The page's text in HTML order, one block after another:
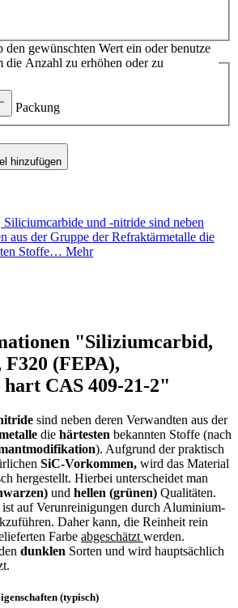
gewünschten Wert ein oder benutze
die Anzahl zu erhöhen oder zu
Packung
hinzufügen
Siliciumcarbide und -nitride sind neben
aus der Gruppe der Refraktärmetalle die
Stoffe… Mehr
"Siliziumcarbid,
F320 (FEPA),
CAS 409-21-2"
sind neben deren Verwandten aus der
die härtesten bekannten Stoffe (nach
). Aufgrund der praktisch
SiC-Vorkommen, wird das Material
hergestellt. Hierbei unterscheidet man
und hellen (grünen) Qualitäten.
auf Verunreinigungen durch Aluminium-
Daher kann, die Reinheit rein
Farbe abgeschätzt werden.
dunklen Sorten und wird hauptsächlich
(typisch)